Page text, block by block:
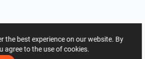
the best experience on our website. By
agree to the use of cookies.